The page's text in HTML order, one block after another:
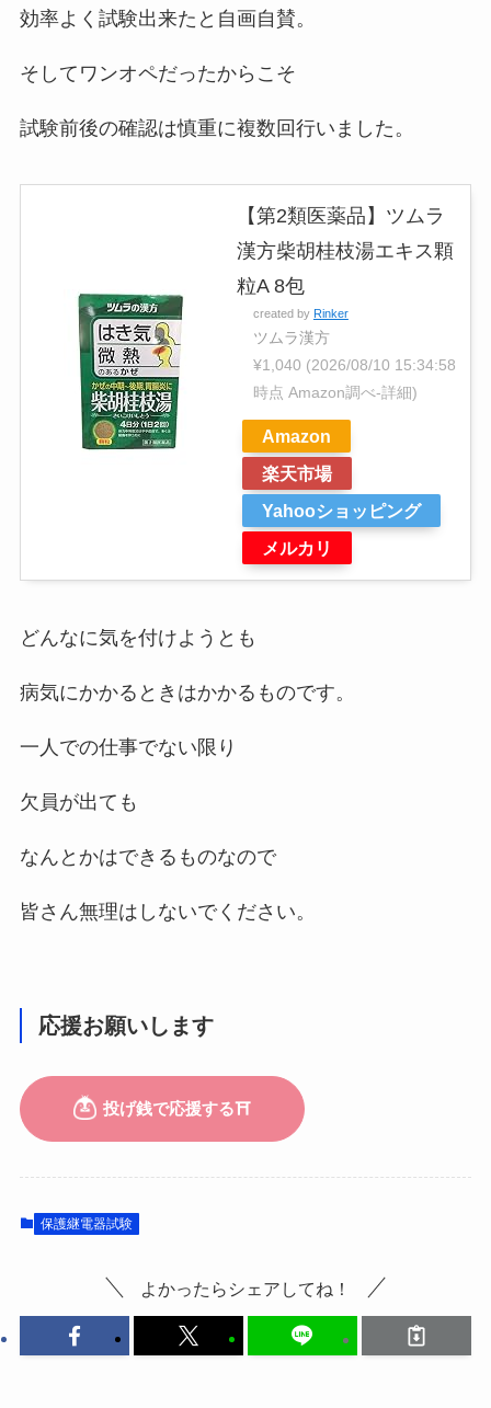
効率よく試験出来たと自画自賛。
そしてワンオペだったからこそ
試験前後の確認は慎重に複数回行いました。
【第2類医薬品】ツムラ
漢方柴胡桂枝湯エキス顆
粒A 8包
created by Rinker
ツムラ漢方
¥1,040 (2026/08/10 15:34:58
時点 Amazon調べ-詳細)
Amazon
楽天市場
Yahooショッピング
メルカリ
どんなに気を付けようとも
病気にかかるときはかかるものです。
一人での仕事でない限り
欠員が出ても
なんとかはできるものなので
皆さん無理はしないでください。
応援お願いします
保護継電器試験
よかったらシェアしてね！